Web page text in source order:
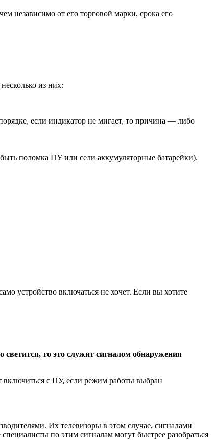
независимо от его торговой марки, срока его
из них:
если индикатор не мигает, то причина — либо
поломка ПУ или сели аккумуляторные батарейки).
устройство включаться не хочет. Если вы хотите
то это служит сигналом обнаружения
с ПУ, если режим работы выбран
Их телевизоры в этом случае, сигналами
по этим сигналам могут быстрее разобраться